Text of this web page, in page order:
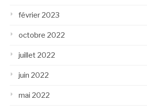
février 2023
octobre 2022
juillet 2022
juin 2022
mai 2022